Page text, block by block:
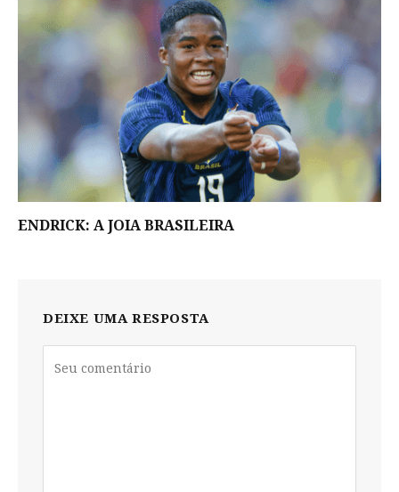
ENDRICK: A JOIA BRASILEIRA
DEIXE UMA RESPOSTA